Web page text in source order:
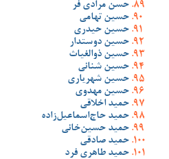
حسن مرادی فر
حسین تهامی
حسین حیدری
حسین دوستدار
حسین ذوالغیاث
حسین شنانی
حسین شهریاری
حسین مهدوی
حمید اخلاقی
حمید حاج‌اسماعیل‌زاده
حمید حسین‌خانی
حمید صادقی
حمید طاهری فرد